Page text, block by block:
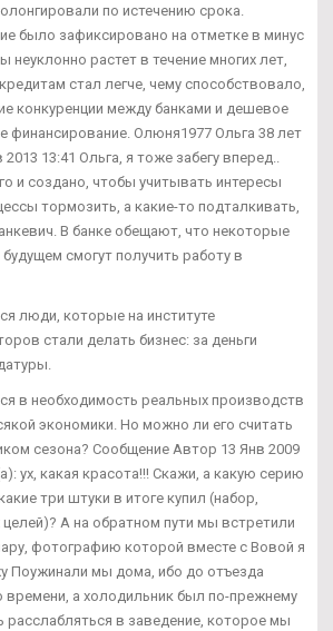
по истечению срока.
было зафиксировано на отметке в минус
неуклонно растет в течение многих лет,
стал легче, чему способствовало,
конкуренции между банками и дешевое
финансирование. Олюня1977 Ольга 38 лет
13:41 Ольга, я тоже забегу вперед..
и создано, чтобы учитывать интересы
тормозить, а какие-то подталкивать,
В банке обещают, что некоторые
смогут получить работу в
люди, которые на институте
стали делать бизнес: за деньги
в необходимость реальных производств
экономики. Но можно ли его считать
сезона? Сообщение Автор 13 Янв 2009
ух, какая красота!!! Скажи, а какую серию
три штуки в итоге купил (набор,
целей)? А на обратном пути мы встретили
фотографию которой вместе с Вовой я
Поужинали мы дома, ибо до отъезда
времени, а холодильник был по-прежнему
расслабляться в заведение, которое мы